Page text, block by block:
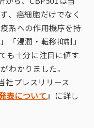
、癌細胞だけでなく
系への作用機序を持
「浸潤・転移抑制」
も十分に注目に値す
わかりました。
社プレスリリース
表について』に詳し